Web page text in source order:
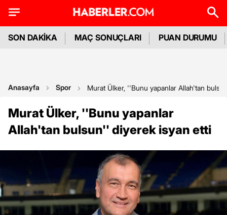
SON DAKİKA MAÇ SONUÇLARI PUAN DURUMU
Anasayfa Spor Murat Ülker, ''Bunu yapanlar Allah'tan
Murat Ülker, ''Bunu yapanlar
Allah'tan bulsun'' diyerek isyan etti